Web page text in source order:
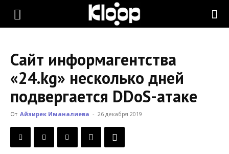
KLOOP.KG
Новости
Кыргызстана
Сайт информагентства
«24.kg» несколько дней
подвергается DDoS-атаке
От Айзирек Иманалиева - 26 декабря 2019